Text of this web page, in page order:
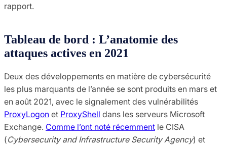
rapport.
Tableau de bord : L’anatomie des
attaques actives en 2021
Deux des développements en matière de cybersécurité
les plus marquants de l’année se sont produits en mars et
en août 2021, avec le signalement des vulnérabilités
ProxyLogon et ProxyShell dans les serveurs Microsoft
Exchange. Comme l’ont noté récemment le CISA
(Cybersecurity and Infrastructure Security Agency) et